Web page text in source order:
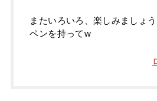
またいろいろ、楽しみましょう
ペンを持ってw